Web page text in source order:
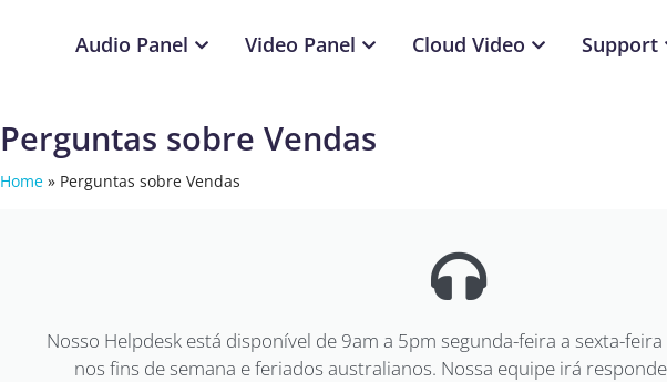
Audio Panel Video Panel Cloud Video Support
Perguntas sobre Vendas
Home» Perguntas sobre Vendas
Nosso Helpdesk está disponível de 9am a 5pm segunda-feira a sexta-feira
nos fins de semana e feriados australianos. Nossa equipe irá